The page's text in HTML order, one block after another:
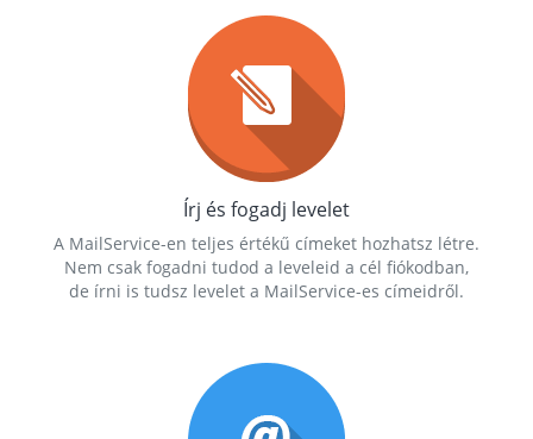
Írj és fogadj levelet
A MailService-en teljes értékű címeket hozhatsz létre.
Nem csak fogadni tudod a leveleid a cél fiókodban,
de írni is tudsz levelet a MailService-es címeidről.